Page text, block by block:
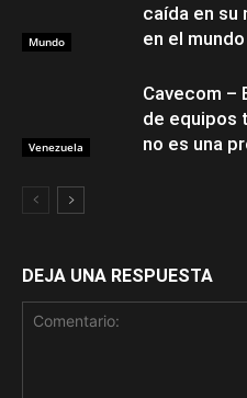
Mundo
caída en su
en el mundo
Venezuela
Cavecom –
de equipos
no es una
DEJA UNA RESPUESTA